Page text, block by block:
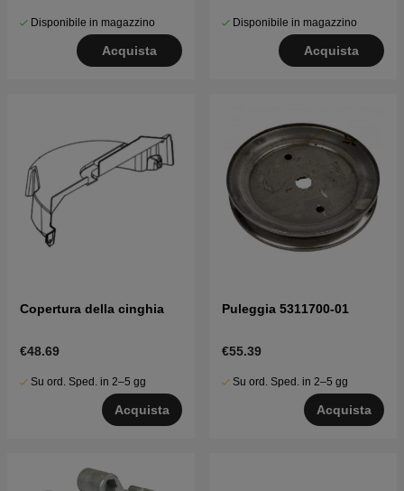
Disponibile in magazzino
Acquista
Disponibile in magazzino
Acquista
Copertura della cinghia
€48.69
Su ord. Sped. in 2–5 gg
Acquista
Puleggia 5311700-01
€55.39
Su ord. Sped. in 2–5 gg
Acquista